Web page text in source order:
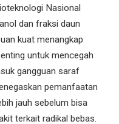
Nasional
dan fraksi daun
kuat menangkap
untuk mencegah
gangguan saraf
pemanfaatan
jauh sebelum bisa
terkait radikal bebas.